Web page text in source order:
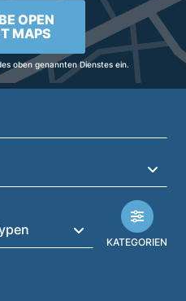
OPEN
MAPS
oben genannten Dienstes ein.
KATEGORIEN